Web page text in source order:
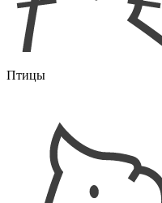
Птицы